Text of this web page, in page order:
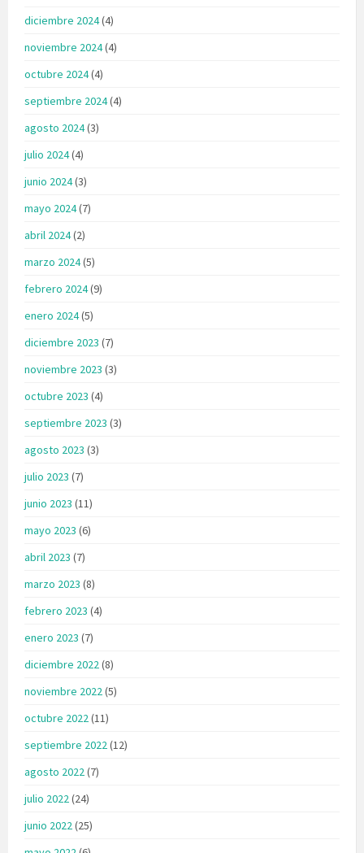
diciembre 2024(4)
noviembre 2024(4)
octubre 2024(4)
septiembre 2024(4)
agosto 2024(3)
julio 2024(4)
junio 2024(3)
mayo 2024(7)
abril 2024(2)
marzo 2024(5)
febrero 2024(9)
enero 2024(5)
diciembre 2023 (7)
noviembre 2023 (3)
octubre 2023 (4)
septiembre 2023 (3)
agosto 2023 (3)
julio 2023 (7)
junio 2023 (11)
mayo 2023 (6)
abril 2023 (7)
marzo 2023 (8)
febrero 2023 (4)
enero 2023 (7)
diciembre 2022(8)
noviembre 2022(5)
octubre 2022(11)
septiembre 2022(12)
agosto 2022(7)
julio 2022(24)
junio 2022(25)